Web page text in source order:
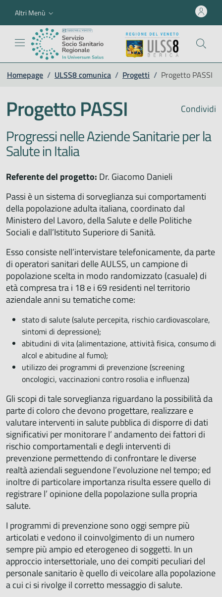
Altri Menù
Homepage / ULSS8 comunica / Progetti / Progetto PASSI
Condividi
Progetto PASSI
Progressi nelle Aziende Sanitarie per la
Salute in Italia
Referente del progetto: Dr. Giacomo Danieli
Passi è un sistema di sorveglianza sui comportamenti
della popolazione adulta italiana, coordinato dal
Ministero del Lavoro, della Salute e delle Politiche
Sociali e dall’Istituto Superiore di Sanità.
Esso consiste nell’intervistare telefonicamente, da parte
di operatori sanitari delle AULSS, un campione di
popolazione scelta in modo randomizzato (casuale) di
età compresa tra i 18 e i 69 residenti nel territorio
aziendale anni su tematiche come:
stato di salute (salute percepita, rischio cardiovascolare,
sintomi di depressione);
abitudini di vita (alimentazione, attività fisica, consumo di
alcol e abitudine al fumo);
utilizzo dei programmi di prevenzione (screening
oncologici, vaccinazioni contro rosolia e influenza)
Gli scopi di tale sorveglianza riguardano la possibilità da
parte di coloro che devono progettare, realizzare e
valutare interventi in salute pubblica di disporre di dati
significativi per monitorare l’ andamento dei fattori di
rischio comportamentali e degli interventi di
prevenzione permettendo di confrontare le diverse
realtà aziendali seguendone l’evoluzione nel tempo; ed
inoltre di particolare importanza risulta essere quello di
registrare l’ opinione della popolazione sulla propria
salute.
I programmi di prevenzione sono oggi sempre più
articolati e vedono il coinvolgimento di un numero
sempre più ampio ed eterogeneo di soggetti. In un
approccio intersettoriale, uno dei compiti peculiari del
personale sanitario è quello di veicolare alla popolazione
a cui ci si rivolge il corretto messaggio di salute.